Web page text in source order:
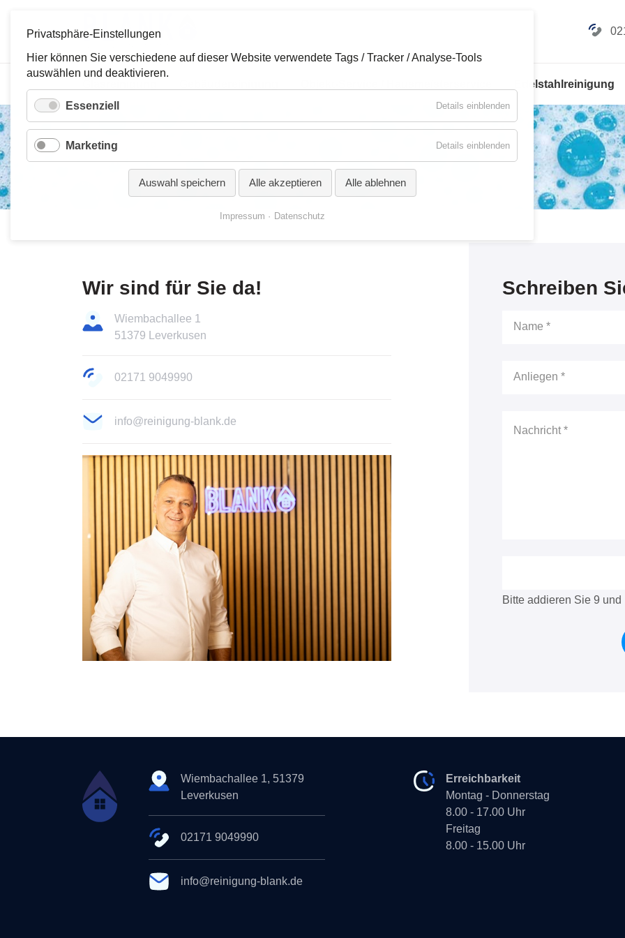
Privatsphäre-Einstellungen
Hier können Sie verschiedene auf dieser Website verwendete Tags / Tracker / Analyse-Tools
auswählen und deaktivieren.
Essenziell Details einblendenfür
Essenziell
Marketing Details einblendenfür
Marketing
Auswahl speichern Alle akzeptieren Alle ablehnen
Impressum Datenschutz
Navigation
überspringen
Edelstahlreinigung
Kontakt
Wir sind für Sie da!
Wiembachallee 1
51379 Leverkusen
02171 9049990
info@reinigung-blank.de
Schreiben
Bitte addieren Sie 9 und
Wiembachallee 1, 51379
Leverkusen
02171 9049990
info@reinigung-blank.de
Erreichbarkeit
Montag - Donnerstag
8.00 - 17.00 Uhr
Freitag
8.00 - 15.00 Uhr